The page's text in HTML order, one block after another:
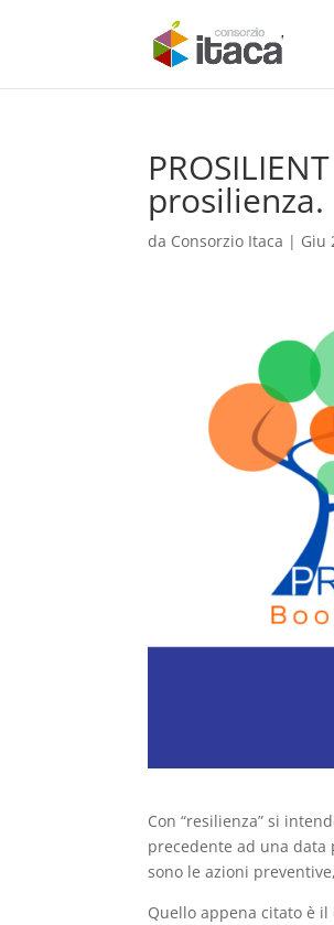
prosilienza.
da Consorzio Itaca | Giu
Con “resilienza” si
precedente ad una data
sono le azioni
Quello appena citato è